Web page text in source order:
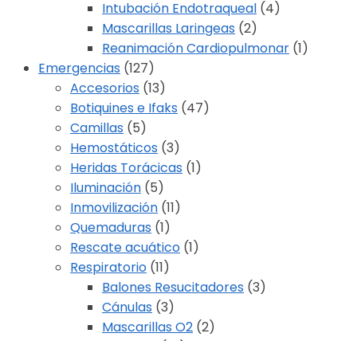
Intubación Endotraqueal (4)
Mascarillas Laringeas (2)
Reanimación Cardiopulmonar (1)
Emergencias (127)
Accesorios (13)
Botiquines e Ifaks (47)
Camillas (5)
Hemostáticos (3)
Heridas Torácicas (1)
Iluminación (5)
Inmovilización (11)
Quemaduras (1)
Rescate acuático (1)
Respiratorio (11)
Balones Resucitadores (3)
Cánulas (3)
Mascarillas O2 (2)